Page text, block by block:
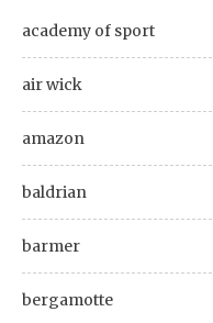
academy of sport
air wick
amazon
baldrian
barmer
bergamotte